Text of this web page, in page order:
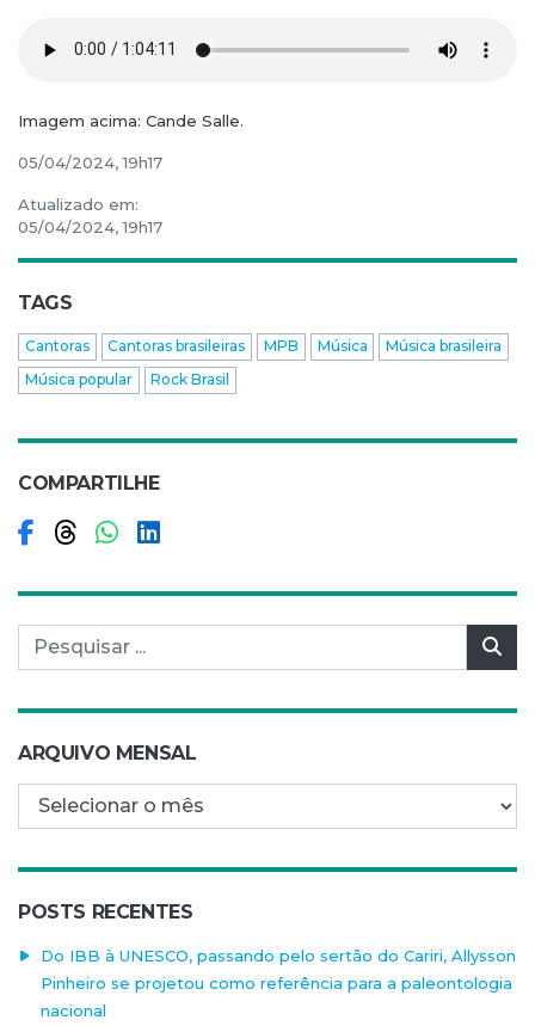
Imagem acima: Cande Salle.
05/04/2024, 19h17
Atualizado em:
05/04/2024, 19h17
TAGS
Cantoras Cantoras brasileiras MPB Música
Música brasileira
Música popular
Rock Brasil
COMPARTILHE
Compartilhar no Facebook
Compartilhar no Threads
Compartilhar no WhatsApp
Compartilhar no LinkedIn
Pesquisar por:
ARQUIVO MENSAL
Arquivo mensal
POSTS RECENTES
Do IBB à UNESCO, passando pelo sertão do Cariri, Allysson
Pinheiro se projetou como referência para a paleontologia
nacional